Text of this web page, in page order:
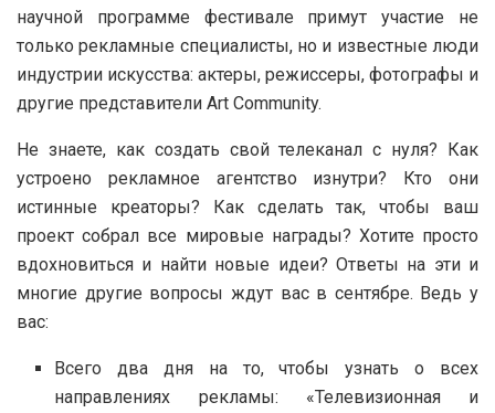
научной программе фестивале примут участие не
только рекламные специалисты, но и известные люди
индустрии искусства: актеры, режиссеры, фотографы и
другие представители Art Community.
Не знаете, как создать свой телеканал с нуля? Как
устроено рекламное агентство изнутри? Кто они
истинные креаторы? Как сделать так, чтобы ваш
проект собрал все мировые награды? Хотите просто
вдохновиться и найти новые идеи? Ответы на эти и
многие другие вопросы ждут вас в сентябре. Ведь у
вас:
Всего два дня на то, чтобы узнать о всех
направлениях рекламы: «Телевизионная и